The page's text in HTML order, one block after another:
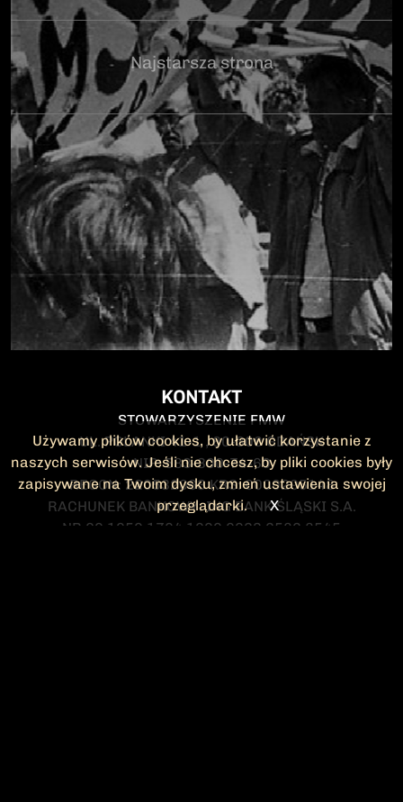
Najstarsza strona
KONTAKT
STOWARZYSZENIE FMW
UL. POLANKI 41-1 , 80-308 GDAŃSK
NIP: 583-300-74-60
REGON: 220532063 KRS: 0000295148
RACHUNEK BANKOWY: ING BANK ŚLĄSKI S.A.
NR 90 1050 1764 1000 0023 2582 8545
Używamy plików cookies, by ułatwić korzystanie z
naszych serwisów. Jeśli nie chcesz, by pliki cookies były
zapisywane na Twoim dysku, zmień ustawienia swojej
przeglądarki.
X